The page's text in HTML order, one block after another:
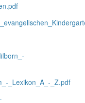
_Lexikon_A_-_Z.pdf